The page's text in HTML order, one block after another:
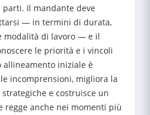
Il mandante deve
— in termini di durata,
modalità di lavoro — e il
le priorità e i vincoli
allineamento iniziale è
incomprensioni, migliora la
e costruisce un
regge anche nei momenti più